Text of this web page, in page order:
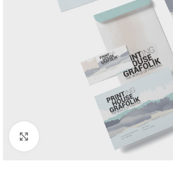
Kliknite za uvećanje